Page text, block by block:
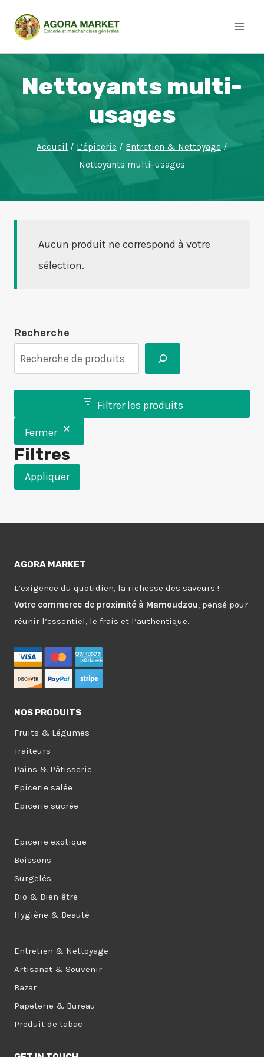
contenu
Nettoyants multi-
usages
Accueil / L’épicerie / Entretien & Nettoyage /
Nettoyants multi-usages
Aucun produit ne correspond à votre
sélection.
Recherche
Filtrer les produits
Fermer
Filtres
Appliquer
AGORA MARKET
L’exigence du quotidien, la richesse des saveurs !
Votre commerce de proximité à Mamoudzou , pensé pour
réunir l’essentiel, le frais et l’authentique.
NOS PRODUITS
Fruits & Légumes
Traiteurs
Pains & Pâtisserie
Epicerie salée
Epicerie sucrée
Epicerie exotique
Boissons
Surgelés
Bio & Bien-être
Hygiène & Beauté
Entretien & Nettoyage
Artisanat & Souvenir
Bazar
Papeterie & Bureau
Produit de tabac